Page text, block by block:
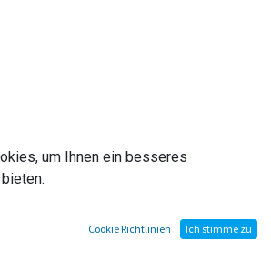
um Ihnen ein besseres
Cookie Richtlinien Ich stimme zu